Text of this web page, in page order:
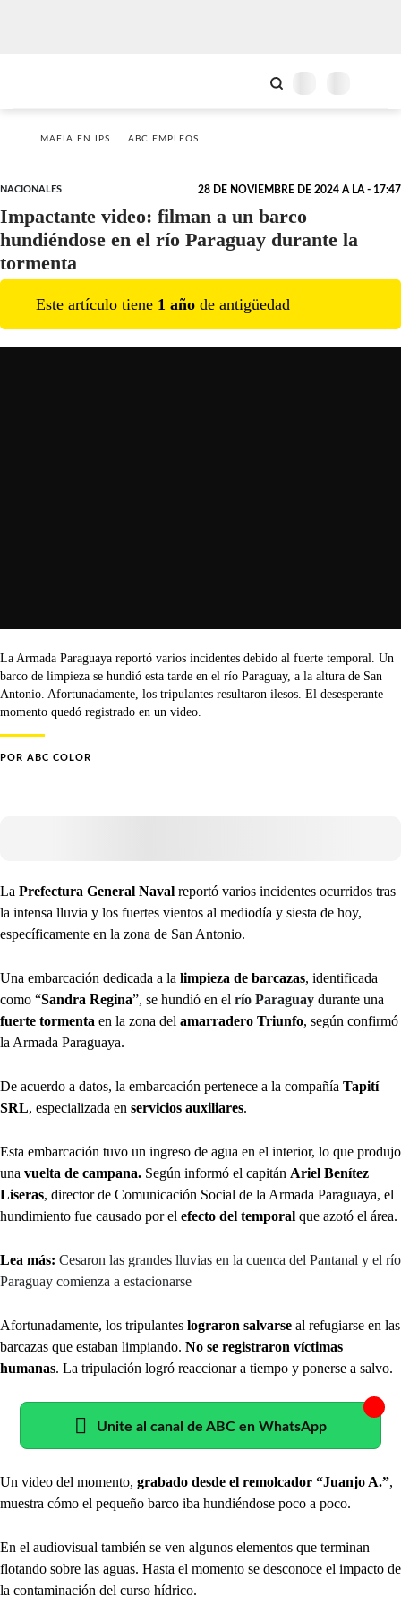
MAFIA EN IPS ABC EMPLEOS
NACIONALES 28 DE NOVIEMBRE DE 2024 A LA - 17:47
Impactante video: filman a un barco
hundiéndose en el río Paraguay durante la
tormenta
Este artículo tiene 1 año de antigüedad
La Armada Paraguaya reportó varios incidentes debido al fuerte temporal. Un
barco de limpieza se hundió esta tarde en el río Paraguay, a la altura de San
Antonio. Afortunadamente, los tripulantes resultaron ilesos. El desesperante
momento quedó registrado en un video.
POR ABC COLOR
La Prefectura General Naval reportó varios incidentes ocurridos tras
la intensa lluvia y los fuertes vientos al mediodía y siesta de hoy,
específicamente en la zona de San Antonio.
Una embarcación dedicada a la limpieza de barcazas, identificada
como “Sandra Regina”, se hundió en el río Paraguay durante una
fuerte tormenta en la zona del amarradero Triunfo, según confirmó
la Armada Paraguaya.
De acuerdo a datos, la embarcación pertenece a la compañía Tapití
SRL, especializada en servicios auxiliares.
Esta embarcación tuvo un ingreso de agua en el interior, lo que produjo
una vuelta de campana. Según informó el capitán Ariel Benítez
Liseras, director de Comunicación Social de la Armada Paraguaya, el
hundimiento fue causado por el efecto del temporal que azotó el área.
Lea más: Cesaron las grandes lluvias en la cuenca del Pantanal y el río
Paraguay comienza a estacionarse
Afortunadamente, los tripulantes lograron salvarse al refugiarse en las
barcazas que estaban limpiando. No se registraron víctimas
humanas. La tripulación logró reaccionar a tiempo y ponerse a salvo.
Unite al canal de ABC en WhatsApp
Un video del momento, grabado desde el remolcador “Juanjo A.”,
muestra cómo el pequeño barco iba hundiéndose poco a poco.
En el audiovisual también se ven algunos elementos que terminan
flotando sobre las aguas. Hasta el momento se desconoce el impacto de
la contaminación del curso hídrico.